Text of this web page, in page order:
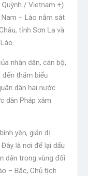
Quỳnh / Vietnam +)
– Lào nằm sát
tỉnh Sơn La và
nhân dân, cán bộ,
thăm biểu
dân hai nước
dân Pháp xâm
yên, giản dị
là nơi để lại dấu
dân trong vùng đối
– Bắc, Chủ tịch